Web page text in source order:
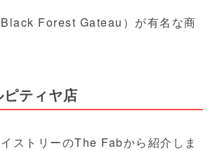
Forest Gateau）が有名な商
ティヤ店
ストリーのThe Fabから紹介しま